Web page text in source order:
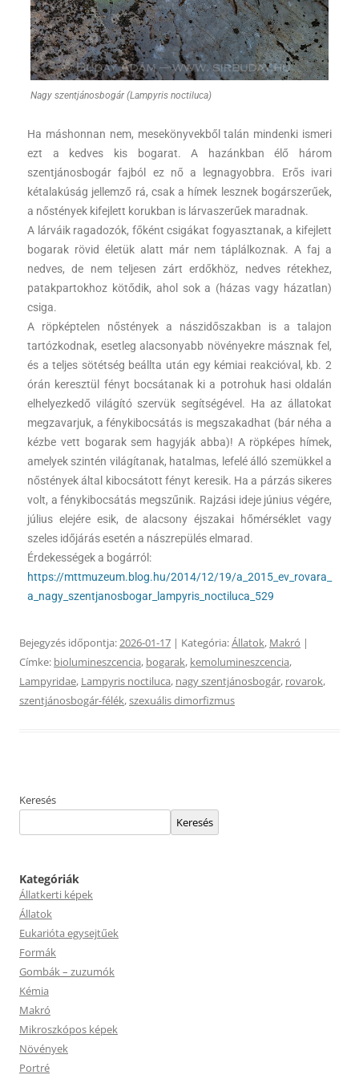
Nagy szentjánosbogár (Lampyris noctiluca)
Ha máshonnan nem, mesekönyvekből talán mindenki ismeri
ezt a kedves kis bogarat. A hazánkban élő három
szentjánosbogár fajból ez nő a legnagyobbra. Erős ivari
kétalakúság jellemző rá, csak a hímek lesznek bogárszerűek,
a nőstények kifejlett korukban is lárvaszerűek maradnak.
A lárváik ragadozók, főként csigákat fogyasztanak, a kifejlett
bogarak rövid életük alatt már nem táplálkoznak. A faj a
nedves, de nem teljesen zárt erdőkhöz, nedves rétekhez,
patakpartokhoz kötődik, ahol sok a (házas vagy házatlan)
csiga.
A röpképtelen nőstények a nászidőszakban is a talajon
tartózkodnak, esetleg alacsonyabb növényekre másznak fel,
és a teljes sötétség beállta után egy kémiai reakcióval, kb. 2
órán keresztül fényt bocsátanak ki a potrohuk hasi oldalán
elhelyezkedő világító szervük segítségével. Ha az állatokat
megzavarjuk, a fénykibocsátás is megszakadhat (bár néha a
kézbe vett bogarak sem hagyják abba)! A röpképes hímek,
amelyek szintén világítanak, hatalmas, lefelé álló szemükkel a
nőstények által kibocsátott fényt keresik. Ha a párzás sikeres
volt, a fénykibocsátás megszűnik. Rajzási ideje június végére,
július elejére esik, de alacsony éjszakai hőmérséklet vagy
szeles időjárás esetén a nászrepülés elmarad.
Érdekességek a bogárról:
https://mttmuzeum.blog.hu/2014/12/19/a_2015_ev_rovara_
a_nagy_szentjanosbogar_lampyris_noctiluca_529
Bejegyzés időpontja: 2026-01-17 | Kategória:Állatok, Makró |
Címke: biolumineszcencia, bogarak, kemolumineszcencia,
Lampyridae, Lampyris noctiluca, nagy szentjánosbogár, rovarok,
szentjánosbogár-félék,szexuális dimorfizmus
Keresés
Keresés
Kategóriák
Állatkerti képek
Állatok
Eukarióta egysejtűek
Formák
Gombák – zuzumók
Kémia
Makró
Mikroszkópos képek
Növények
Portré